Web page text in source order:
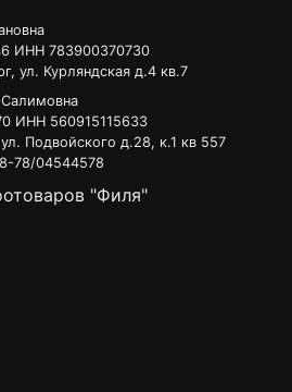
ИНН 783900370730
ул. Курляндская д.4 кв.7
ИНН 560915115633
Подвойского д.28, к.1 кв 557
78/04544578
"Филя"